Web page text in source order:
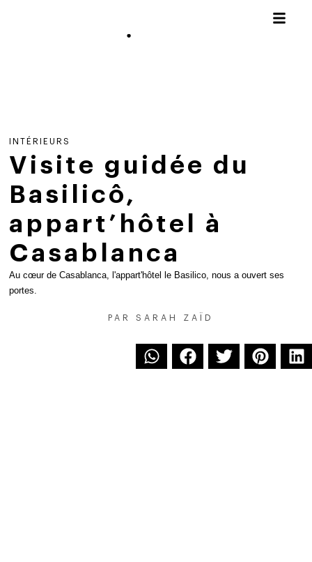
INTÉRIEURS
Visite guidée du
Basilicô,
appart’hôtel à
Casablanca
Au cœur de Casablanca, l'appart'hôtel le Basilico, nous a ouvert ses
portes.
PAR SARAH ZAÏD